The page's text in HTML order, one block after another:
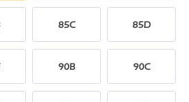
85C 85D
90B 90C